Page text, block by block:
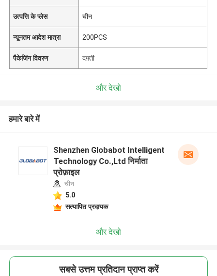
उत्पत्ति के प्लेस चीन
न्यूनतम आदेश मात्रा 200PCS
पैकेजिंग विवरण दफ़्ती
और देखो
हमारे बारे में
Shenzhen Globabot Intelligent
Technology Co.,Ltd निर्माता
प्रोफ़ाइल
चीन
5.0
सत्यापित प्रदायक
और देखो
सबसे उत्तम प्रतिदान प्राप्त करें